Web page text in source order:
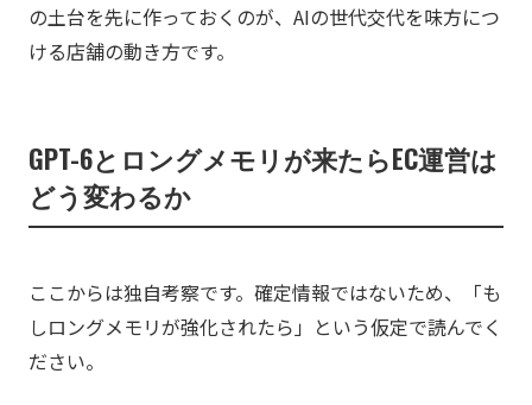
の土台を先に作っておくのが、AIの世代交代を味方につ
ける店舗の動き方です。
GPT-6とロングメモリが来たらEC運営は
どう変わるか
ここからは独自考察です。確定情報ではないため、「も
しロングメモリが強化されたら」という仮定で読んでく
ださい。